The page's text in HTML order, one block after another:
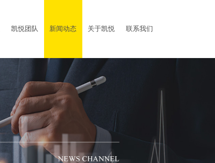
凯悦团队 新闻动态 关于凯悦 联系我们